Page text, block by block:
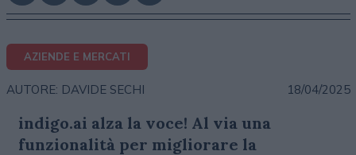
AZIENDE E MERCATI
AUTORE: DAVIDE SECHI 18/04/2025
indigo.ai alza la voce! Al via una
funzionalità per migliorare la